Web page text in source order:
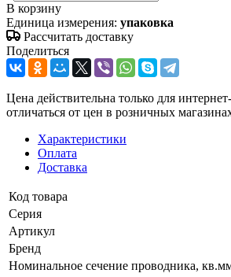
В корзину
Единица измерения: упаковка
Рассчитать доставку
Поделиться
Цена действительна только для
отличаться от цен в розничных
Характеристики
Оплата
Доставка
Код товара
Серия
Артикул
Бренд
Номинальное сечение проводника,